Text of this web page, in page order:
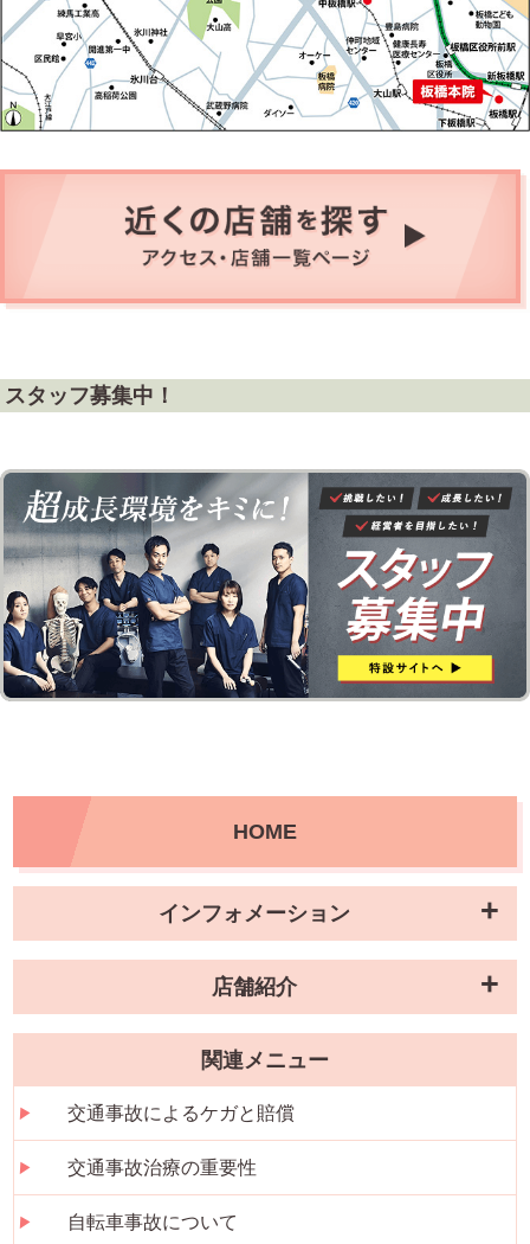
スタッフ募集中！
HOME
インフォメーション
店舗紹介
関連メニュー
交通事故によるケガと賠償
交通事故治療の重要性
自転車事故について